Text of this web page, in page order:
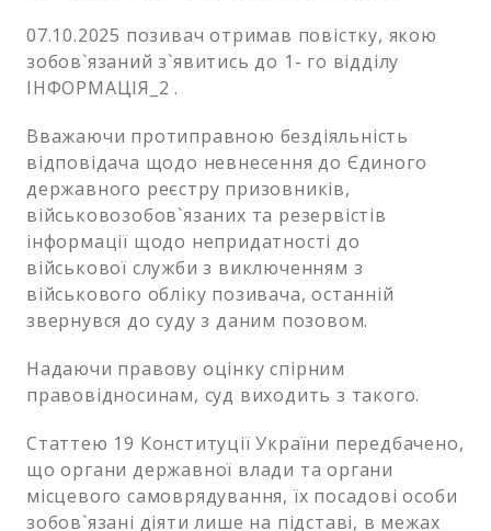
07.10.2025 позивач отримав повістку, якою
зобов`язаний з`явитись до 1- го відділу
ІНФОРМАЦІЯ_2 .
Вважаючи протиправною бездіяльність
відповідача щодо невнесення до Єдиного
державного реєстру призовників,
військовозобов`язаних та резервістів
інформації щодо непридатності до
військової служби з виключенням з
військового обліку позивача, останній
звернувся до суду з даним позовом.
Надаючи правову оцінку спірним
правовідносинам, суд виходить з такого.
Статтею 19 Конституції України передбачено,
що органи державної влади та органи
місцевого самоврядування, їх посадові особи
зобов`язані діяти лише на підставі, в межах